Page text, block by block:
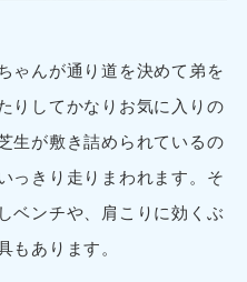
ゃんが通り道を決めて弟を
りしてかなりお気に入りの
生が敷き詰められているの
っきり走りまわれます。そ
ベンチや、肩こりに効くぶ
もあります。